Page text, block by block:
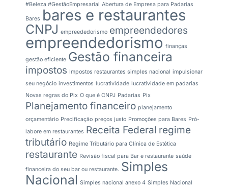
#Beleza #GestãoEmpresarial Abertura de Empresa para Padarias
Bares bares e restaurantes
CNPJ empreededorismo empreendedores
empreendedorismo finanças
gestão eficiente Gestão financeira
impostos Impostos restaurantes simples nacional impulsionar
seu negócio investimentos lucratividade lucratividade em padarias
Novas regras do Pix O que é CNPJ Padarias Pix
Planejamento financeiro planejamento
orçamentário Precificação preços justo Promoções para Bares Pró-
labore em restaurantes Receita Federal regime
tributário Regime Tributário para Clínica de Estética
restaurante Revisão fiscal para Bar e restaurante saúde
financeira do seu bar ou restaurante. Simples
Nacional Simples nacional anexo 4 Simples Nacional